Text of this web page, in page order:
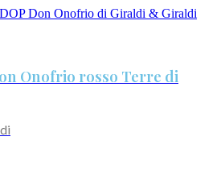
Onofrio rosso Terre di